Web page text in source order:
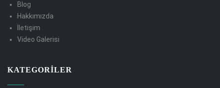
Blog
Hakkımızda
İletişim
Video Galerisi
KATEGORILER